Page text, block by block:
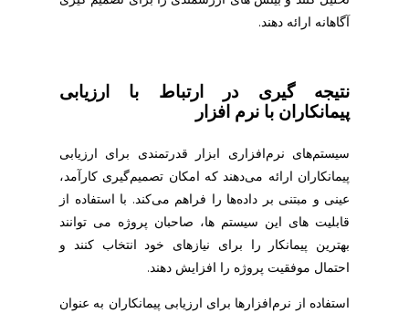
آگاهانه ارائه دهند.
نتیجه گیری در ارتباط با ارزیابی
پیمانکاران با نرم افزار
سیستم‌های نرم‌افزاری ابزار قدرتمندی برای ارزیابی
پیمانکاران ارائه می‌دهند که امکان تصمیم‌گیری کارآمد،
عینی و مبتنی بر داده‌ها را فراهم می‌کند. با استفاده از
قابلیت های این سیستم ها، صاحبان پروژه می توانند
بهترین پیمانکار را برای نیازهای خود انتخاب کنند و
احتمال موفقیت پروژه را افزایش دهند.
استفاده از نرم‌افزارها برای ارزیابی پیمانکاران به عنوان